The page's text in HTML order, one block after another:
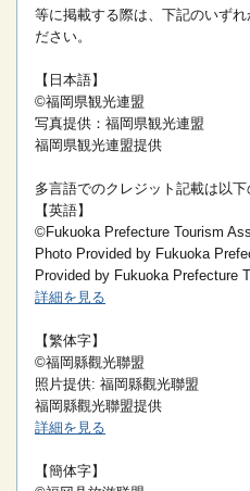
等に掲載する際は、下記のいず
ださい。
【日本語】
©福岡県観光連盟
写真提供：福岡県観光連盟
福岡県観光連盟提供
多言語でのクレジット記載は以下
【英語】
©Fukuoka Prefecture Tourism
Photo Provided by Fukuoka
Provided by Fukuoka Prefecture
詳細を見る
【繁体字】
©福岡縣觀光聯盟
照片提供: 福岡縣觀光聯盟
福岡縣觀光聯盟提供
詳細を見る
【簡体字】